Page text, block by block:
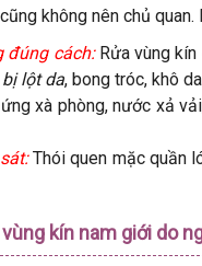
không nên chủ
đúng cách:Rửa vùng kín
lột da, bong tróc, khô da
xà phòng, nước xả
sát:Thói quen mặc quần
kín nam giới do